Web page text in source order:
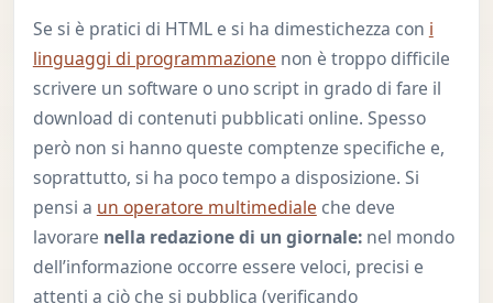
Se si è pratici di HTML e si ha dimestichezza con i
linguaggi di programmazione non è troppo difficile
scrivere un software o uno script in grado di fare il
download di contenuti pubblicati online. Spesso
però non si hanno queste comptenze specifiche e,
soprattutto, si ha poco tempo a disposizione. Si
pensi a un operatore multimediale che deve
lavorare nella redazione di un giornale:nel mondo
dell’informazione occorre essere veloci, precisi e
attenti a ciò che si pubblica (verificando